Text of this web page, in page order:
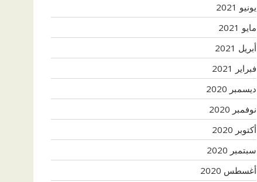
يونيو 2021
مايو 2021
أبريل 2021
فبراير 2021
ديسمبر 2020
نوفمبر 2020
أكتوبر 2020
سبتمبر 2020
أغسطس 2020